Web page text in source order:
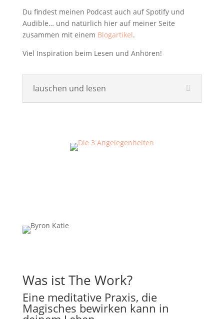
Du findest meinen Podcast auch auf Spotify und
Audible… und natürlich hier auf meiner Seite
zusammen mit einem Blogartikel.
Viel Inspiration beim Lesen und Anhören!
lauschen und lesen
Was ist The Work?
Eine meditative Praxis, die
Magisches bewirken kann in